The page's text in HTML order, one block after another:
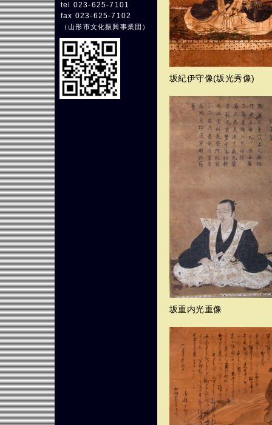
tel 023-625-7101
fax 023-625-7102
（山形市文化振興事業団 ）
坂紀伊守像(坂光秀
坂重内光重像